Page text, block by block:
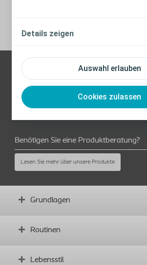
Auswahl erlauben
Cookies zulassen
Details zeigen
Brauchen Sie Hilfe? Kontaktieren Sie uns
de.care@coloplast.com
Telefon:0800 516 70 16
Benötigen Sie eine Produktberatung?
Lesen Sie mehr über unsere Produkte
Grundlagen
Den Darm verstehen
Routinen
Grundlagen aneignen
Lebensstil